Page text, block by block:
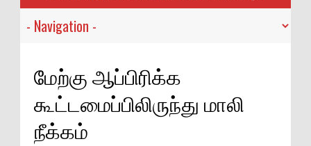
மேற்கு ஆப்பிரிக்க
கூட்டமைப்பிலிருந்து மாலி
நீக்கம்